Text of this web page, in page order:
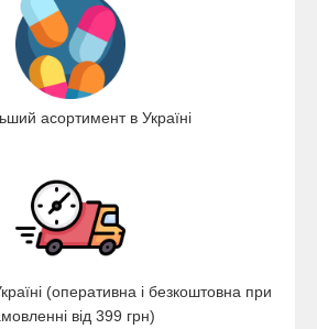
асортимент в Україні
(оперативна і безкоштовна при
від 399 грн)